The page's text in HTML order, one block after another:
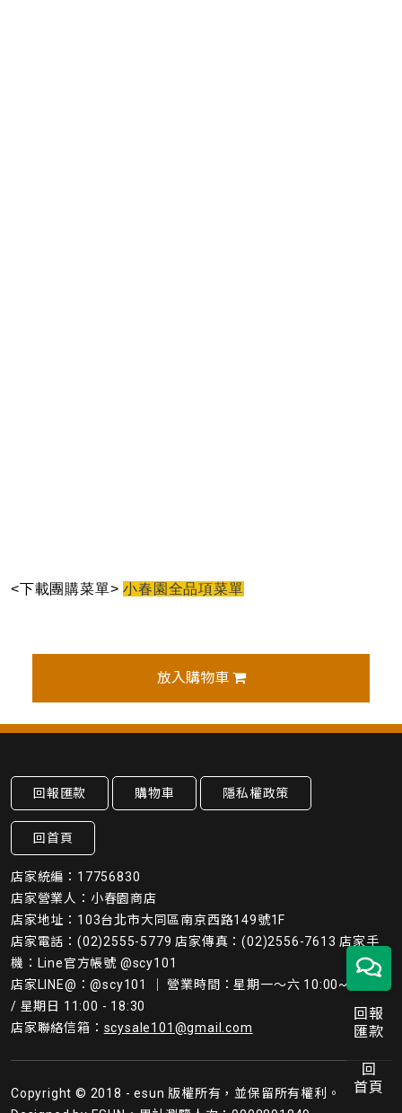
<下載團購菜單>小春園全品項菜單
放入購物車
回報匯款 購物車 隱私權政策
回首頁
店家統編：17756830
店家營業人：小春園商店
店家地址：103台北市大同區南京西路149號1F
店家電話：(02)2555-5779 店家傳真：(02)2556-7613 店家手
機：Line官方帳號 @scy101
店家LINE@：@scy101 ｜ 營業時間：星期一～六 10:00~19:45
/ 星期日 11:00 - 18:30
店家聯絡信箱： scysale101@gmail.com
Copyright © 2018 - esun 版權所有，並保留所有權利。
回報
匯款
回
首頁